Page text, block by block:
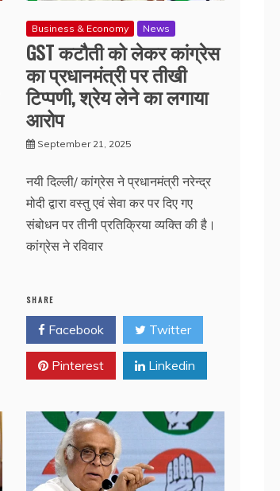
Business & Economy News
GST कटौती को लेकर कांग्रेस
का प्रधानमंत्री पर तीखी
टिप्पणी, श्रेय लेने का लगाया
आरोप
September 21, 2025
नयी दिल्ली/ कांग्रेस ने प्रधानमंत्री नरेन्द्र
मोदी द्वारा वस्तु एवं सेवा कर पर दिए गए
संबोधन पर तीनी प्रतिक्रिया व्यक्ति की है।
कांग्रेस ने रविवार
SHARE
Facebook Twitter
Pinterest Linkedin